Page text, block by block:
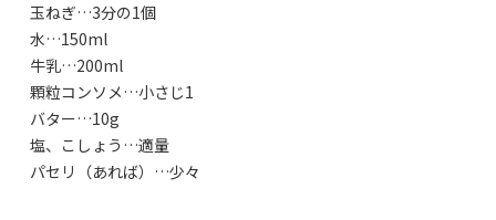
玉ねぎ…3分の1個
水…150ml
牛乳…200ml
顆粒コンソメ…小さじ1
バター…10g
塩、こしょう…適量
パセリ（あれば）…少々